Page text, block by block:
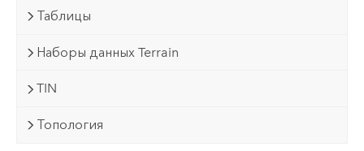
Таблицы
Наборы данных Terrain
TIN
Топология